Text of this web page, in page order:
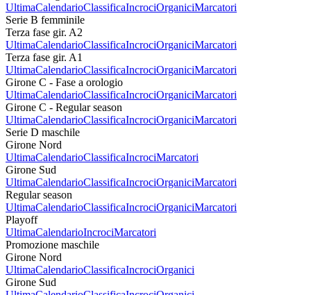
UltimaCalendarioClassificaIncrociOrganiciMarcatori
Serie B femminile
Terza fase gir. A2
UltimaCalendarioClassificaIncrociOrganiciMarcatori
Terza fase gir. A1
UltimaCalendarioClassificaIncrociOrganiciMarcatori
Girone C - Fase a orologio
UltimaCalendarioClassificaIncrociOrganiciMarcatori
Girone C - Regular season
UltimaCalendarioClassificaIncrociOrganiciMarcatori
Serie D maschile
Girone Nord
UltimaCalendarioClassificaIncrociMarcatori
Girone Sud
UltimaCalendarioClassificaIncrociOrganiciMarcatori
Regular season
UltimaCalendarioClassificaIncrociOrganiciMarcatori
Playoff
UltimaCalendarioIncrociMarcatori
Promozione maschile
Girone Nord
UltimaCalendarioClassificaIncrociOrganici
Girone Sud